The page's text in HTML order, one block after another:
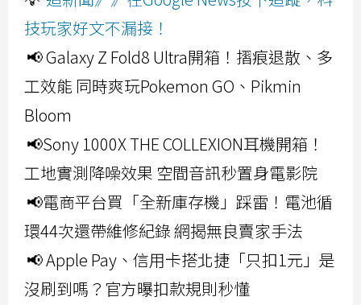
技玩家好文不漏接！
📢 Galaxy Z Fold8 Ultra開箱！摺痕退散、多
工效能 同時爽玩Pokemon GO、Pikmin
Bloom
📢Sony 1000X THE COLLEXION耳機開箱！
工地實測降噪效果 空間音訊秒置身電影院
📢電商平台買「全新庫存機」踩雷！電池循
環44次還帶維修紀錄 網揭無良賣家手法
📢 Apple Pay、信用卡搭北捷「只扣1元」是
沒刷到嗎？官方曝扣款規則秒懂